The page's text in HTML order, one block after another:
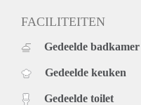
FACILITEITEN
Gedeelde badkamer
Gedeelde keuken
Gedeelde toilet